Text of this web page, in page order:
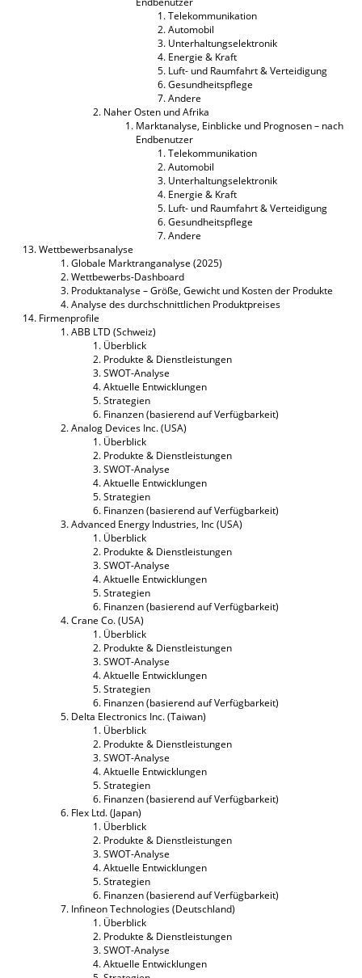
Telekommunikation
Automobil
Unterhaltungselektronik
Energie & Kraft
Luft- und Raumfahrt & Verteidigung
Gesundheitspflege
Andere
Naher Osten und Afrika
Marktanalyse, Einblicke und Prognosen – nach
Endbenutzer
Telekommunikation
Automobil
Unterhaltungselektronik
Energie & Kraft
Luft- und Raumfahrt & Verteidigung
Gesundheitspflege
Andere
Wettbewerbsanalyse
Globale Marktranganalyse (2025)
Wettbewerbs-Dashboard
Produktanalyse – Größe, Gewicht und Kosten der Produkte
Analyse des durchschnittlichen Produktpreises
Firmenprofile
ABB LTD (Schweiz)
Überblick
Produkte & Dienstleistungen
SWOT-Analyse
Aktuelle Entwicklungen
Strategien
Finanzen (basierend auf Verfügbarkeit)
Analog Devices Inc. (USA)
Überblick
Produkte & Dienstleistungen
SWOT-Analyse
Aktuelle Entwicklungen
Strategien
Finanzen (basierend auf Verfügbarkeit)
Advanced Energy Industries, Inc (USA)
Überblick
Produkte & Dienstleistungen
SWOT-Analyse
Aktuelle Entwicklungen
Strategien
Finanzen (basierend auf Verfügbarkeit)
Crane Co. (USA)
Überblick
Produkte & Dienstleistungen
SWOT-Analyse
Aktuelle Entwicklungen
Strategien
Finanzen (basierend auf Verfügbarkeit)
Delta Electronics Inc. (Taiwan)
Überblick
Produkte & Dienstleistungen
SWOT-Analyse
Aktuelle Entwicklungen
Strategien
Finanzen (basierend auf Verfügbarkeit)
Flex Ltd. (Japan)
Überblick
Produkte & Dienstleistungen
SWOT-Analyse
Aktuelle Entwicklungen
Strategien
Finanzen (basierend auf Verfügbarkeit)
Infineon Technologies (Deutschland)
Überblick
Produkte & Dienstleistungen
SWOT-Analyse
Aktuelle Entwicklungen